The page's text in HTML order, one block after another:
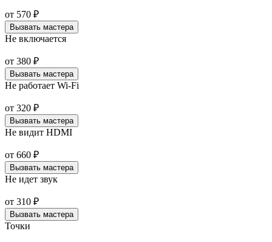
от 570 ₽
Вызвать мастера
Не включается
от 380 ₽
Вызвать мастера
Не работает Wi-Fi
от 320 ₽
Вызвать мастера
Не видит HDMI
от 660 ₽
Вызвать мастера
Не идет звук
от 310 ₽
Вызвать мастера
Точки